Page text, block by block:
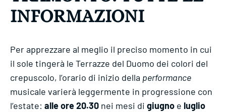
INFORMAZIONI
Per apprezzare al meglio il preciso momento in cui
il sole tingerà le Terrazze del Duomo dei colori del
crepuscolo, l’orario di inizio della performance
musicale varierà leggermente in progressione con
l’estate: alle ore20.30 nei mesi di giugno e luglio